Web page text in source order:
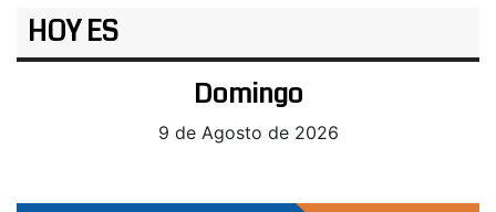
HOY ES
Domingo
9 de Agosto de 2026